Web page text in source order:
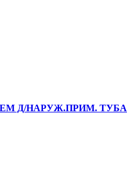
Д/НАРУЖ.ПРИМ. ТУБА